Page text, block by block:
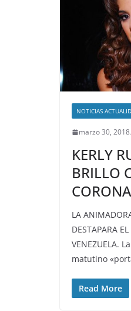
NOTICIAS
marzo 30, 2018
KERLY
BRILLO
LA
DESTAPARA
VENEZUELA.
matutino
Read More